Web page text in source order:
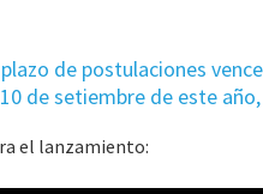
plazo de postulaciones
de setiembre de este
el lanzamiento: